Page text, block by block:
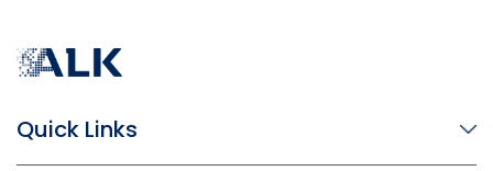
Quick Links